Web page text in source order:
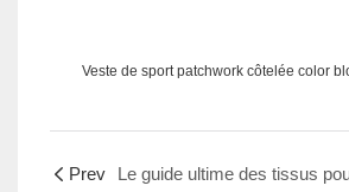
Veste de sport patchwork côtelée color
Prev Le guide ultime des tissus